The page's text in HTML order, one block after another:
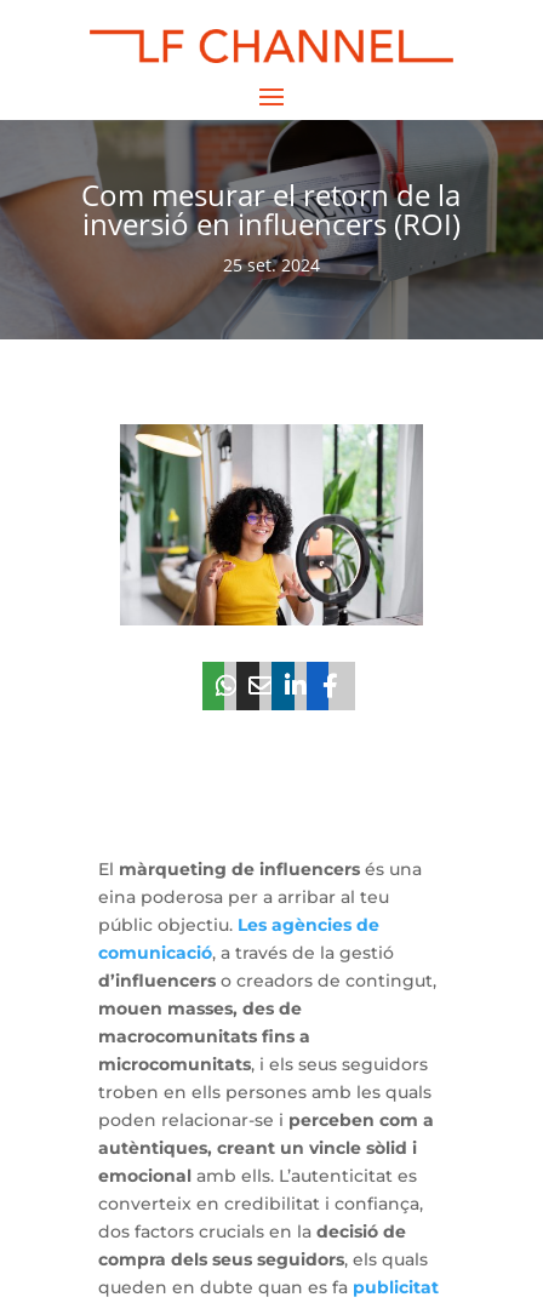
Com mesurar el retorn de la
inversió en influencers (ROI)
25 set. 2024
El màrqueting de influencersés una
eina poderosa per a arribar al teu
públic objectiu. Les agències de
comunicació, a través de la gestió
d’influencers o creadors de contingut,
mouen masses, des de
macrocomunitats fins a
microcomunitats, i els seus seguidors
troben en ells persones amb les quals
poden relacionar-se i perceben com a
autèntiques, creant un vincle sòlid i
emocional amb ells. L’autenticitat es
converteix en credibilitat i confiança,
dos factors crucials en ladecisió de
compra dels seus seguidors, els quals
queden en dubte quan es fa publicitat